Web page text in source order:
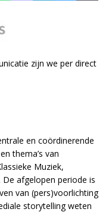
zijn we per direct
en coördinerende
thema’s van
Muziek,
afgelopen periode is
van (pers)voorlichting
storytelling weten